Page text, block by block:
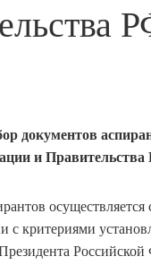
документов
и
с критериями